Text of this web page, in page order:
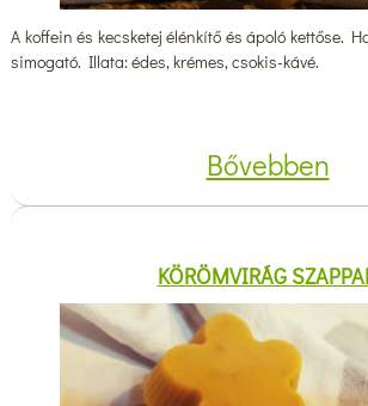
A koffein és kecsketej élénkítő és ápoló kettőse.
simogató. Illata: édes, krémes, csokis-kávé.
Bővebben
KÖRÖMVIRÁG